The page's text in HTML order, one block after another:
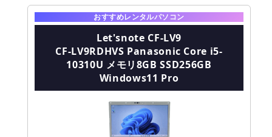
おすすめレンタルパソコン
Let'snote CF-LV9
CF-LV9RDHVS Panasonic Core i5-
10310U メモリ8GB SSD256GB
Windows11 Pro